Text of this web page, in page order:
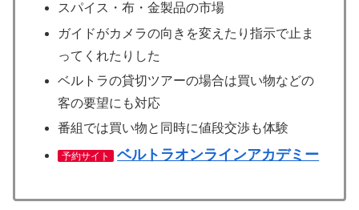
スパイス・布・金製品の市場
ガイドがカメラの向きを変えたり指示で止ま
ってくれたりした
ベルトラの貸切ツアーの場合は買い物などの
客の要望にも対応
番組では買い物と同時に値段交渉も体験
予約サイト ベルトラオンラインアカデミー